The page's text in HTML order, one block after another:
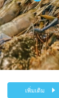
เพิ่มเติม